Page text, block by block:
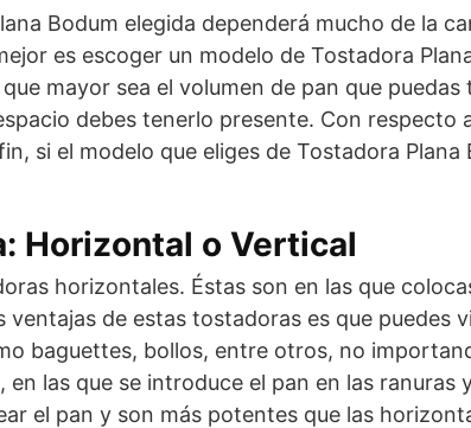
Bodum elegida dependerá mucho de la
es escoger un modelo de Tostadora
mayor sea el volumen de pan que
debes tenerlo presente. Con
si el modelo que eliges de Tostadora
Horizontal o Vertical
horizontales. Éstas son en las que
ventajas de estas tostadoras es que
baguettes, bollos, entre otros, no
en las que se introduce el pan en las
el pan y son más potentes que las